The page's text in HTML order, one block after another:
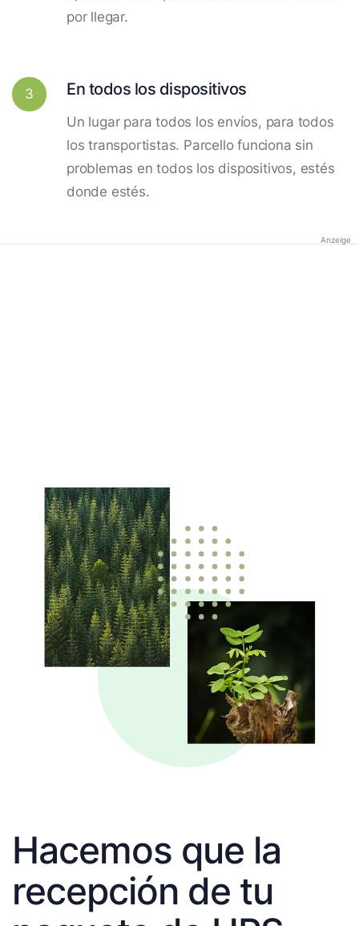
por llegar.
3 En todos los dispositivos
Un lugar para todos los envíos, para todos
los transportistas. Parcello funciona sin
problemas en todos los dispositivos, estés
donde estés.
Anzeige
Hacemos que la
recepción de tu